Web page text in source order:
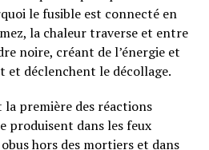
le fusible est connecté en
la chaleur traverse et entre
noire, créant de l’énergie et
et déclenchent le décollage.
la première des réactions
produisent dans les feux
hors des mortiers et dans